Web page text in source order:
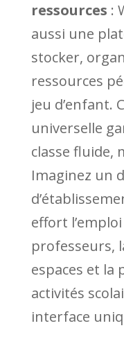
ressources :
aussi une
stocker,
ressources
jeu d’enfant.
universelle
classe fluide,
Imaginez un
effort
professeurs,
espaces et la
activités
interface